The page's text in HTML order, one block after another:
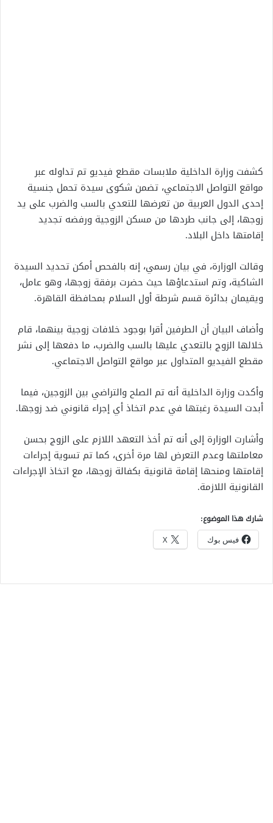
كشفت وزارة الداخلية ملابسات مقطع فيديو تم تداوله عبر
مواقع التواصل الاجتماعي، تضمن شكوى سيدة تحمل جنسية
إحدى الدول العربية من تعرضها للتعدي بالسب والضرب على يد
زوجها، إلى جانب طردها من مسكن الزوجية ورفضه تجديد
إقامتها داخل البلاد.
وقالت الوزارة، في بيان رسمي، إنه بالفحص أمكن تحديد السيدة
الشاكية، وتم استدعاؤها حيث حضرت برفقة زوجها، وهو عامل،
ويقيمان بدائرة قسم شرطة أول السلام بمحافظة القاهرة.
وأضاف البيان أن الطرفين أقرا بوجود خلافات زوجية بينهما، قام
خلالها الزوج بالتعدي عليها بالسب والضرب، ما دفعها إلى نشر
مقطع الفيديو المتداول عبر مواقع التواصل الاجتماعي.
وأكدت وزارة الداخلية أنه تم الصلح والتراضي بين الزوجين، فيما
أبدت السيدة رغبتها في عدم اتخاذ أي إجراء قانوني ضد زوجها.
وأشارت الوزارة إلى أنه تم أخذ التعهد اللازم على الزوج بحسن
معاملتها وعدم التعرض لها مرة أخرى، كما تم تسوية إجراءات
إقامتها ومنحها إقامة قانونية بكفالة زوجها، مع اتخاذ الإجراءات
القانونية اللازمة.
شارك هذا الموضوع:
فيس بوك X